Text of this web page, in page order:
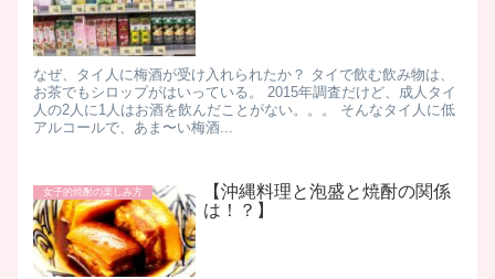
なぜ、タイ人に梅酒が受け入れられたか？ タイで飲む飲み物は、
お茶でもシロップがはいっている。 2015年調査だけど、成人タイ
人の2人に1人はお酒を飲んだことがない。。。 そんなタイ人に低
アルコールで、あま〜い梅酒...
女子的焼酎の楽しみ方
【沖縄料理と泡盛と焼酎の関係
は！？】